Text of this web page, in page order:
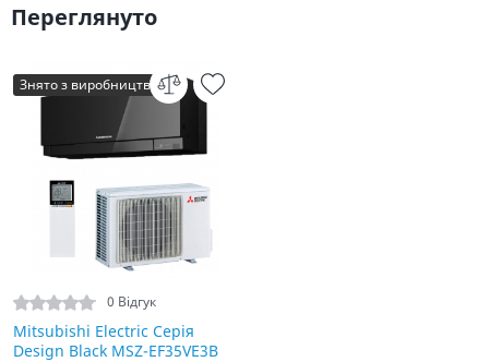
Переглянуто
Знято з виробництва
0 Відгук
Mitsubishi Electric Серія
Design Black MSZ-EF35VE3B